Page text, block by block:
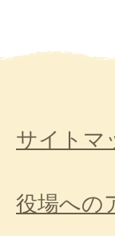
サイトマ
役場への